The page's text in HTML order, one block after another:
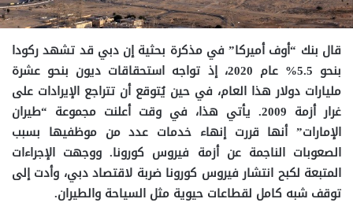
قال بنك “أوف أميركا” في مذكرة بحثية إن دبي قد تشهد ركودا
بنحو 5.5% عام 2020، إذ تواجه استحقاقات ديون بنحو عشرة
مليارات دولار هذا العام، في حين يُتوقع أن تتراجع الإيرادات على
غرار أزمة 2009. يأتي هذا، في وقت أعلنت مجموعة “طيران
الإمارات” أنها قررت إنهاء خدمات عدد من موظفيها بسبب
الصعوبات الناجمة عن أزمة فيروس كورونا. ووجهت الإجراءات
المتبعة لكبح انتشار فيروس كورونا ضربة لاقتصاد دبي، وأدت إلى
توقف شبه كامل لقطاعات حيوية مثل السياحة والطيران.